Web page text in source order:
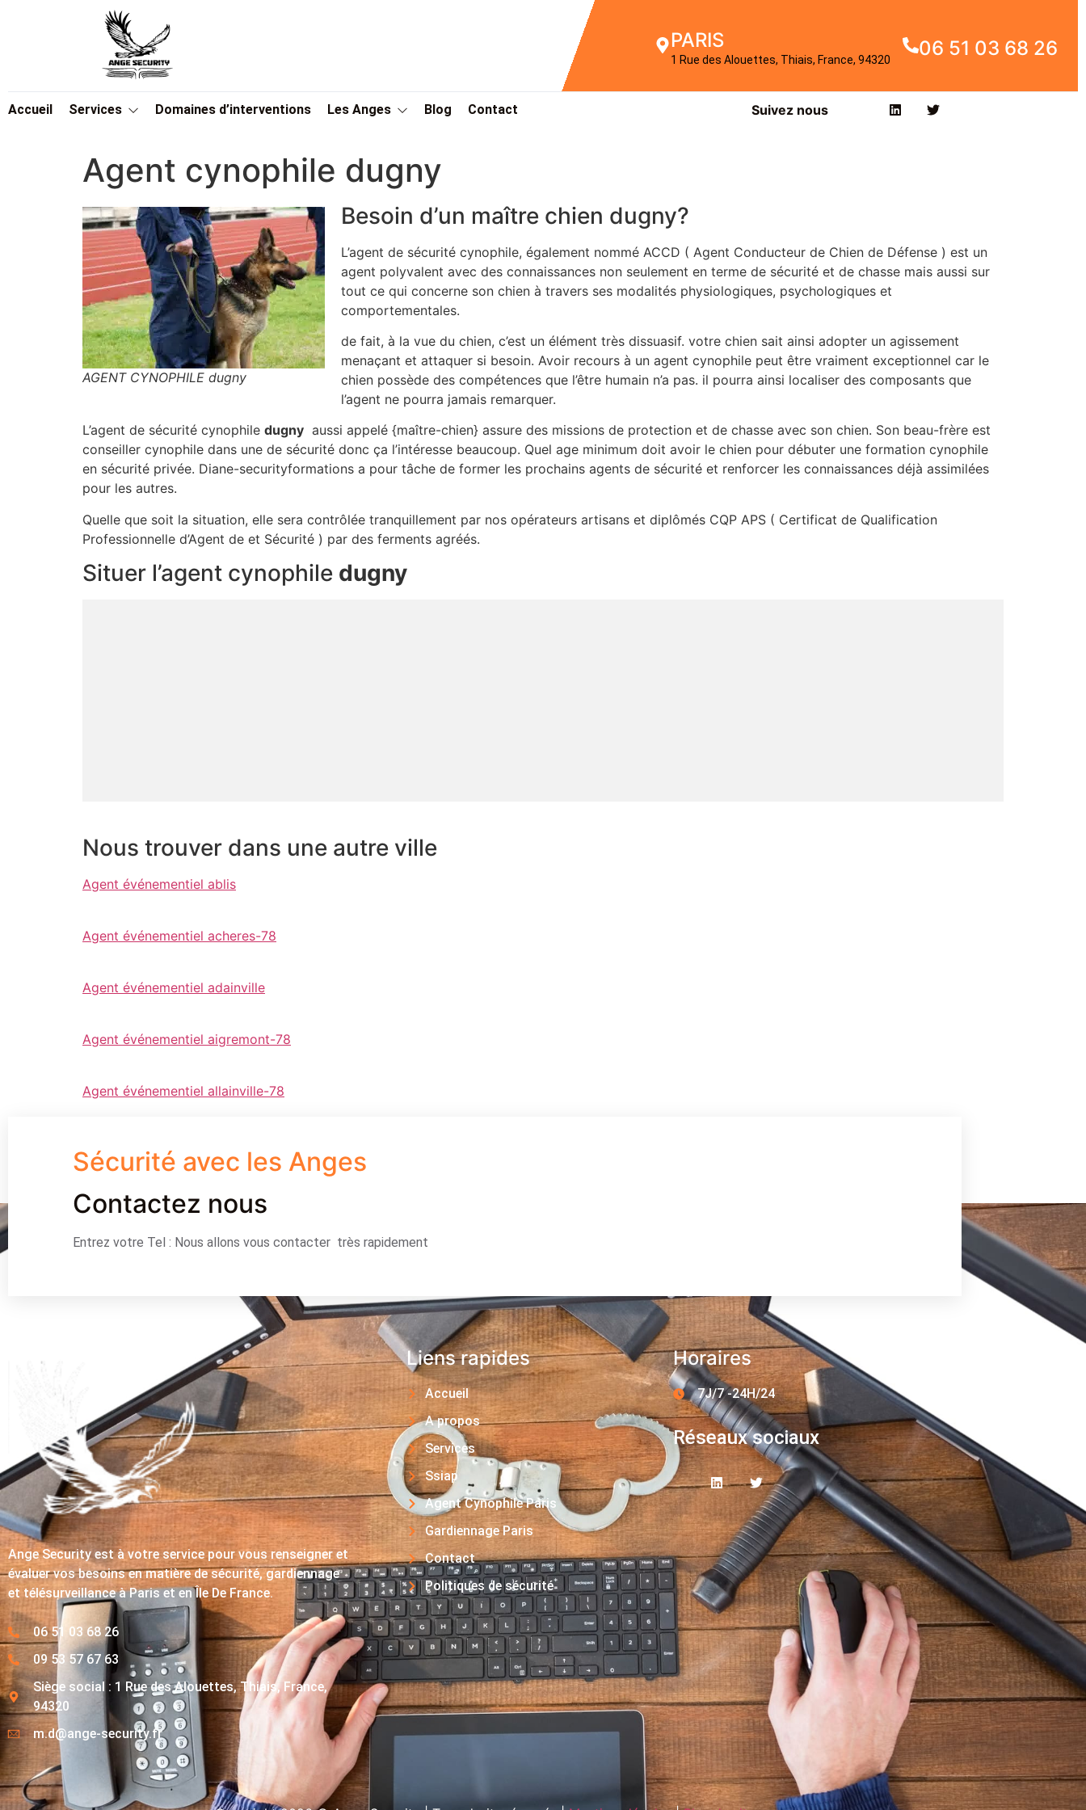
PARIS
1 Rue des Alouettes, Thiais, France, 94320 06 51 03 68 26
Accueil Services Domaines d’interventions Les Anges Blog Contact Suivez nous
Agent cynophile dugny
AGENT CYNOPHILE dugny
Besoin d’un maître chien dugny?
L’agent de sécurité cynophile, également nommé ACCD ( Agent Conducteur de Chien de Défense ) est un
agent polyvalent avec des connaissances non seulement en terme de sécurité et de chasse mais aussi sur
tout ce qui concerne son chien à travers ses modalités physiologiques, psychologiques et
comportementales.
de fait, à la vue du chien, c’est un élément très dissuasif. votre chien sait ainsi adopter un agissement
menaçant et attaquer si besoin. Avoir recours à un agent cynophile peut être vraiment exceptionnel car le
chien possède des compétences que l’être humain n’a pas. il pourra ainsi localiser des composants que
l’agent ne pourra jamais remarquer.
L’agent de sécurité cynophile dugny aussi appelé {maître-chien} assure des missions de protection et de chasse avec son chien. Son beau-frère est
conseiller cynophile dans une de sécurité donc ça l’intéresse beaucoup. Quel age minimum doit avoir le chien pour débuter une formation cynophile
en sécurité privée. Diane-securityformations a pour tâche de former les prochains agents de sécurité et renforcer les connaissances déjà assimilées
pour les autres.
Quelle que soit la situation, elle sera contrôlée tranquillement par nos opérateurs artisans et diplômés CQP APS ( Certificat de Qualification
Professionnelle d’Agent de et Sécurité ) par des ferments agréés.
Situer l’agent cynophile dugny
Nous trouver dans une autre ville
Agent événementiel ablis
Agent événementiel acheres-78
Agent événementiel adainville
Agent événementiel aigremont-78
Agent événementiel allainville-78
Sécurité avec les Anges
Contactez nous
Entrez votre Tel : Nous allons vous contacter très rapidement
Ange Security est à votre service pour vous renseigner et
évaluer vos besoins en matière de sécurité, gardiennage
et télésurveillance à Paris et en Île De France.
06 51 03 68 26
09 53 57 67 63
Siège social : 1 Rue des Alouettes, Thiais, France,
94320
m.d@ange-security.fr
Liens rapides
Accueil
A propos
Services
Ssiap
Agent Cynophile Paris
Gardiennage Paris
Contact
Politiques de sécurité
Horaires
7J/7 -24H/24
Réseaux sociaux